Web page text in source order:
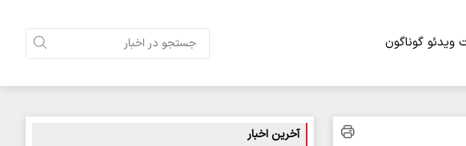
ویدئو گوناگون
آخرین اخبار